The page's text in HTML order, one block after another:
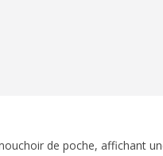
de poche, affichant